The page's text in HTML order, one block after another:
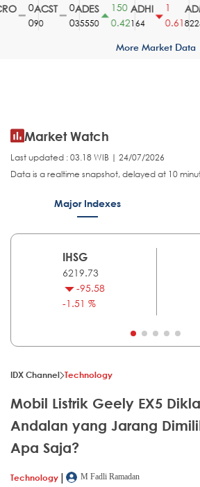
ACST
90
ADES
35550
150
0.42
ADHI
164
0.618225
More Market Data
Market Watch
Last updated : 03.18 WIB | 24/07/2026
Data is a realtime snapshot, delayed at 10
Major Indexes
IHSG
6219.73
-95.58
-1.51 %
IDX Channel Technology
Mobil Listrik Geely EX5
Andalan yang Jarang
Apa Saja?
Technology |
M Fadli Ramadan